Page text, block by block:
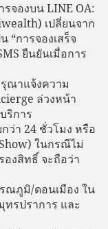
จองบน LINE OA:
เปลี่ยนจาก
“การจองเสร็จ
ยืนยันเมื่อการ
ณาแจ้งความ
ล่วงหน้า
ริการ
ว่า 24 ชั่วโมง หรือ
ในกรณีไม่
องสิทธิ์ จะถือว่า
ณภูมิ/ดอนเมือง ใน
รปราการ และ